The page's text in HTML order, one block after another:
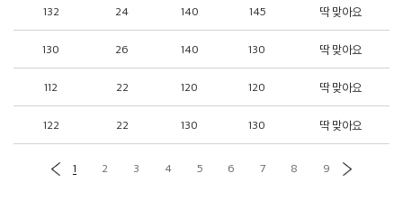
132 24 140 145 딱 맞아요
130 26 140 130 딱 맞아요
112 22 120 120 딱 맞아요
122 22 130 130 딱 맞아요
1 2 3 4 5 6 7 8 9